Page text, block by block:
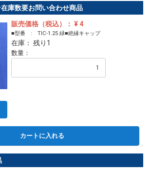
庫数要お問い合わせ商品
販売価格（税込）： ¥ 4
■型番 : TIC-1.25 緑■絶縁キャップ
在庫： 残り1
数量：
カートに入れる